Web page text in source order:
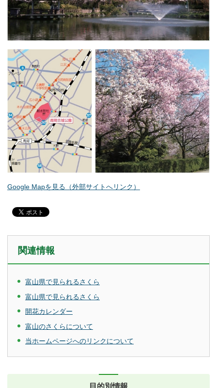
Google Mapを見る（外部サイトへリンク）
関連情報
富山県で見られるさくら
富山県で見られるさくら
開花カレンダー
富山のさくらについて
当ホームページへのリンクについて